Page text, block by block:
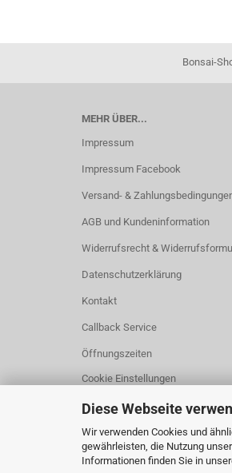
Diese Webseite
Wir verwenden Cookies und
gewährleisten, die Nutzung
Informationen finden Sie in
Bonsai-Shopping - Heike
MEHR ÜBER...
Impressum
Impressum Facebook
Versand- &
AGB und Kundeninformation
Widerrufsrecht &
Datenschutzerklärung
Kontakt
Callback Service
Öffnungszeiten
Cookie Einstellungen